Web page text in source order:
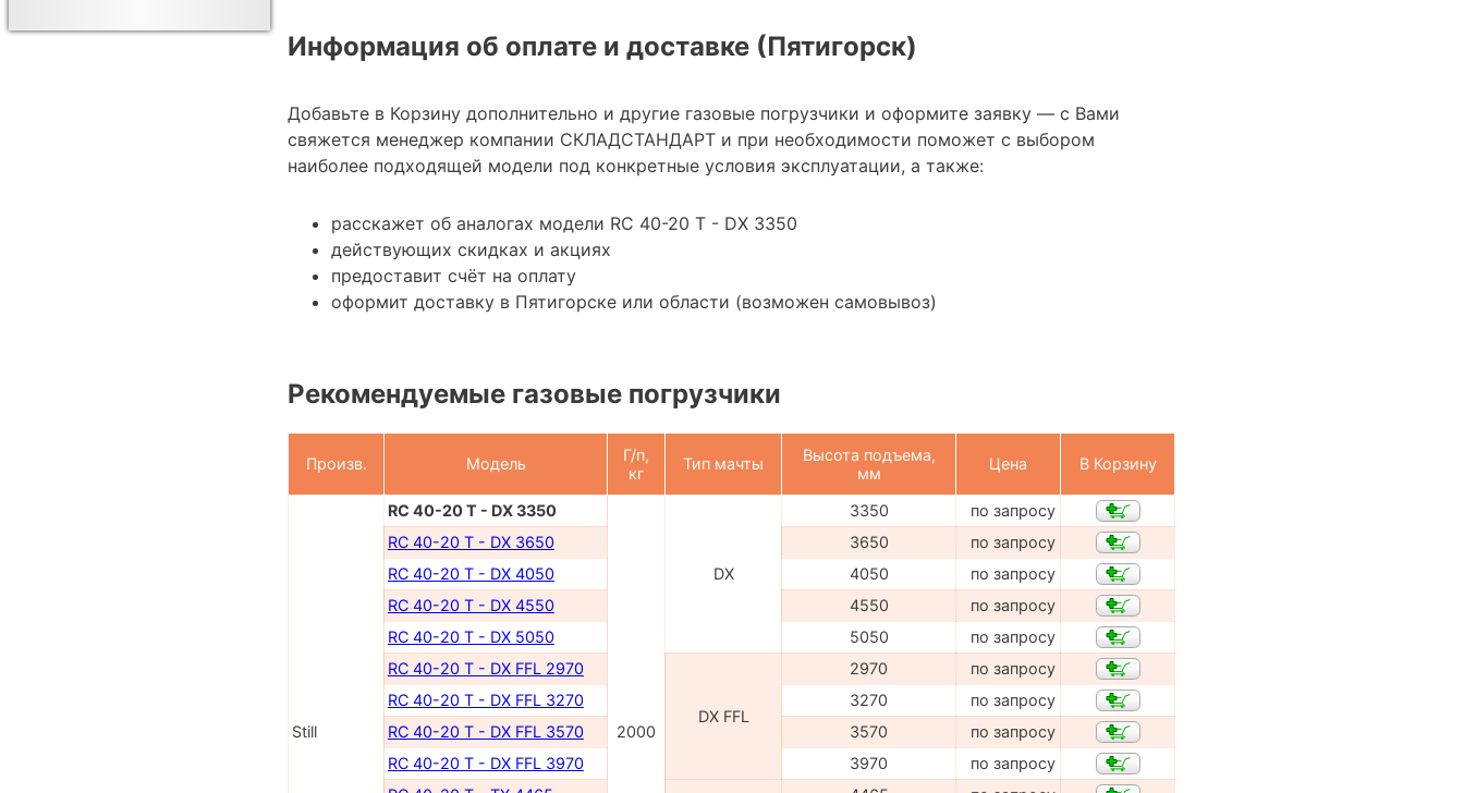
Информация об оплате и доставке (Пятигорск)
Добавьте в Корзину дополнительно и другие газовые погрузчики и оформите заявку — с Вами
свяжется менеджер компании СКЛАДСТАНДАРТ и при необходимости поможет с выбором
наиболее подходящей модели под конкретные условия эксплуатации, а также:
расскажет об аналогах модели RC 40-20 T - DX 3350
действующих скидках и акциях
предоставит счёт на оплату
оформит доставку в Пятигорске или области (возможен самовывоз)
Рекомендуемые газовые погрузчики
Произв. Модель
Г/п,
кг
Тип мачты
Высота подъема,
мм
Цена В Корзину
Still
RC 40-20 T - DX 3350
2000
DX
3350
по запросу
RC 40-20 T - DX 3650
3650
по запросу
RC 40-20 T - DX 4050
4050
по запросу
RC 40-20 T - DX 4550
4550
по запросу
RC 40-20 T - DX 5050
5050
по запросу
RC 40-20 T - DX FFL 2970
DX FFL
2970
по запросу
RC 40-20 T - DX FFL 3270
3270
по запросу
RC 40-20 T - DX FFL 3570
3570
по запросу
RC 40-20 T - DX FFL 3970
3970
по запросу